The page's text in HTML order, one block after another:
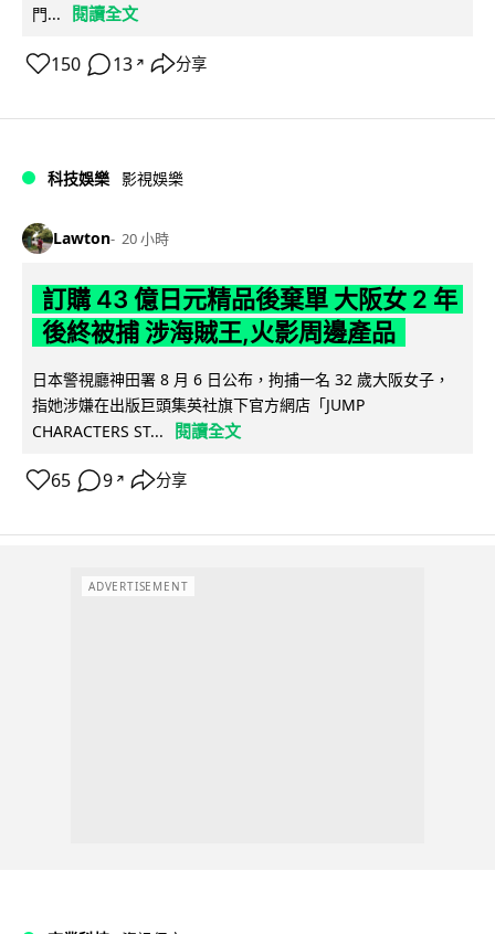
門...
閱讀全文
150 13 ↗ 分享
科技娛樂 影視娛樂
Lawton 20 小時
訂購 43 億日元精品後棄單 大阪女 2 年
後終被捕 涉海賊王,火影周邊產品
日本警視廳神田署 8 月 6 日公布，拘捕一名 32 歲大阪女子，
指她涉嫌在出版巨頭集英社旗下官方網店「JUMP
CHARACTERS ST...
閱讀全文
65 9 ↗ 分享
ADVERTISEMENT